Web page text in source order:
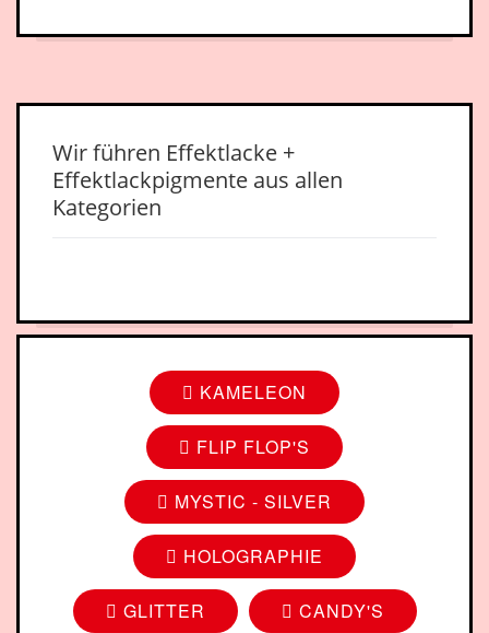
Wir führen Effektlacke +
Effektlackpigmente aus allen
Kategorien
KAMELEON
FLIP FLOP'S
MYSTIC - SILVER
HOLOGRAPHIE
GLITTER CANDY'S